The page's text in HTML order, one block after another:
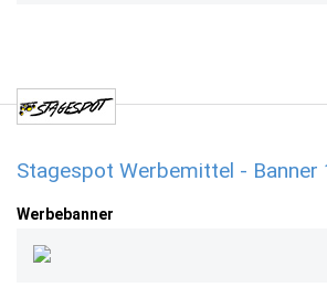
Stagespot Werbemittel - Banner
Werbebanner